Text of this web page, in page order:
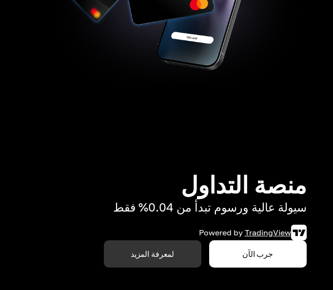
منصة التداول
سيولة عالية ورسوم تبدأ من 0.04% فقط
Powered by TradingView
جرب الآن لمعرفة المزيد